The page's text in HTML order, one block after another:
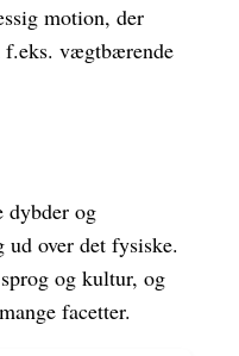
motion, der
f.eks. vægtbærende
dybder og
over det fysiske.
og kultur, og
facetter.